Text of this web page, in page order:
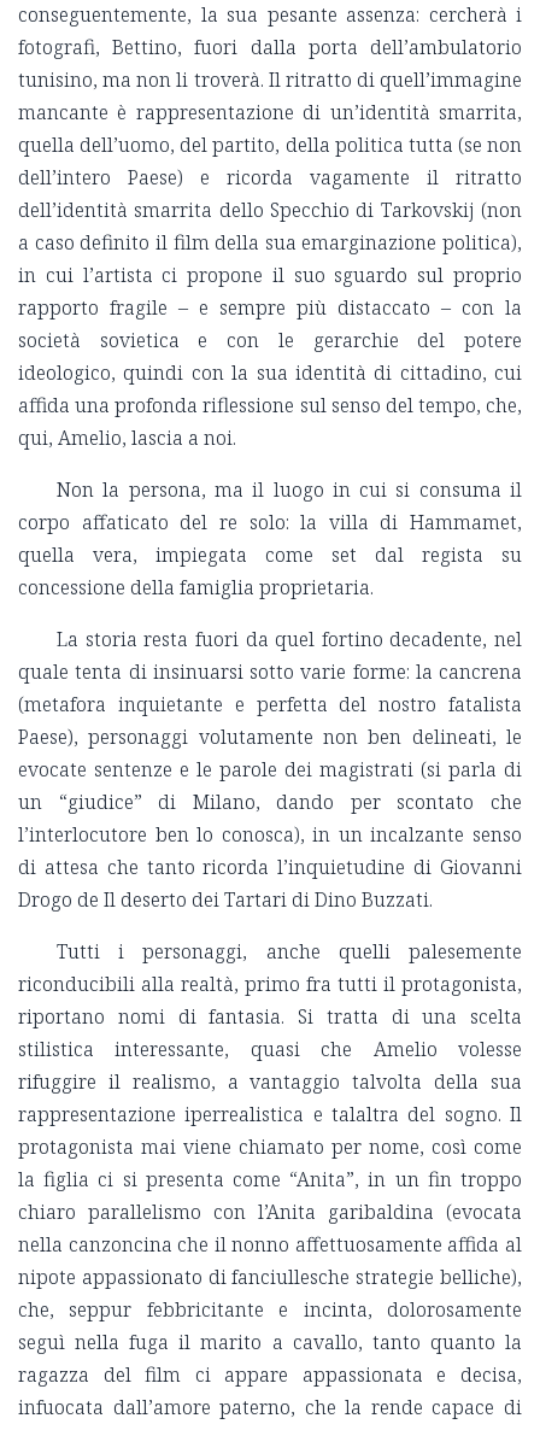
conseguentemente, la sua pesante assenza: cercherà i
fotografi, Bettino, fuori dalla porta dell’ambulatorio
tunisino, ma non li troverà. Il ritratto di quell’immagine
mancante è rappresentazione di un’identità smarrita,
quella dell’uomo, del partito, della politica tutta (se non
dell’intero Paese) e ricorda vagamente il ritratto
dell’identità smarrita dello Specchio di Tarkovskij (non
a caso definito il film della sua emarginazione politica),
in cui l’artista ci propone il suo sguardo sul proprio
rapporto fragile – e sempre più distaccato – con la
società sovietica e con le gerarchie del potere
ideologico, quindi con la sua identità di cittadino, cui
affida una profonda riflessione sul senso del tempo, che,
qui, Amelio, lascia a noi.
Non la persona, ma il luogo in cui si consuma il
corpo affaticato del re solo: la villa di Hammamet,
quella vera, impiegata come set dal regista su
concessione della famiglia proprietaria.
La storia resta fuori da quel fortino decadente, nel
quale tenta di insinuarsi sotto varie forme: la cancrena
(metafora inquietante e perfetta del nostro fatalista
Paese), personaggi volutamente non ben delineati, le
evocate sentenze e le parole dei magistrati (si parla di
un “giudice” di Milano, dando per scontato che
l’interlocutore ben lo conosca), in un incalzante senso
di attesa che tanto ricorda l’inquietudine di Giovanni
Drogo de Il deserto dei Tartari di Dino Buzzati.
Tutti i personaggi, anche quelli palesemente
riconducibili alla realtà, primo fra tutti il protagonista,
riportano nomi di fantasia. Si tratta di una scelta
stilistica interessante, quasi che Amelio volesse
rifuggire il realismo, a vantaggio talvolta della sua
rappresentazione iperrealistica e talaltra del sogno. Il
protagonista mai viene chiamato per nome, così come
la figlia ci si presenta come “Anita”, in un fin troppo
chiaro parallelismo con l’Anita garibaldina (evocata
nella canzoncina che il nonno affettuosamente affida al
nipote appassionato di fanciullesche strategie belliche),
che, seppur febbricitante e incinta, dolorosamente
seguì nella fuga il marito a cavallo, tanto quanto la
ragazza del film ci appare appassionata e decisa,
infuocata dall’amore paterno, che la rende capace di